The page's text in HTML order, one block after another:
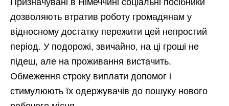
Призначувані в Німеччині соціальні посібники
дозволяють втратив роботу громадянам у
відносному достатку пережити цей непростий
період. У подорожі, звичайно, на ці гроші не
підеш, але на проживання вистачить.
Обмеження строку виплати допомог і
стимулюють їх одержувачів до пошуку нового